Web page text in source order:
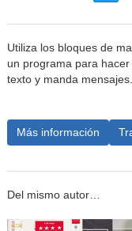
Utiliza los bloques de
un programa para
texto y manda mensajes.
Más información
Del mismo autor…